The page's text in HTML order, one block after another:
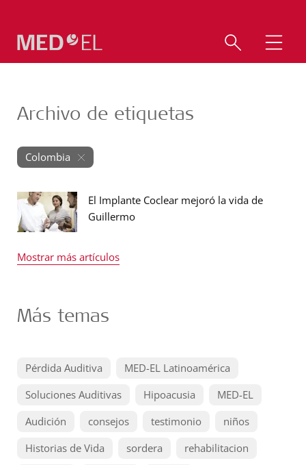
Archivo de etiquetas
Colombia
El Implante Coclear mejoró la vida de
Guillermo
Mostrar más artículos
Más temas
Pérdida Auditiva
MED-EL Latinoamérica
Soluciones Auditivas
Hipoacusia
MED-EL
Audición
consejos testimonio
niños
Historias de Vida
sordera
rehabilitacion